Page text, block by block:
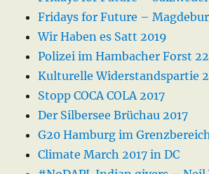
Fridays for Future –
Wir Haben es Satt 2019
Polizei im Hambacher Forst
Kulturelle Widerstandspartie
Stopp COCA COLA 2017
Der Silbersee Brüchau 2017
G20 Hamburg im
Climate March 2017 in DC